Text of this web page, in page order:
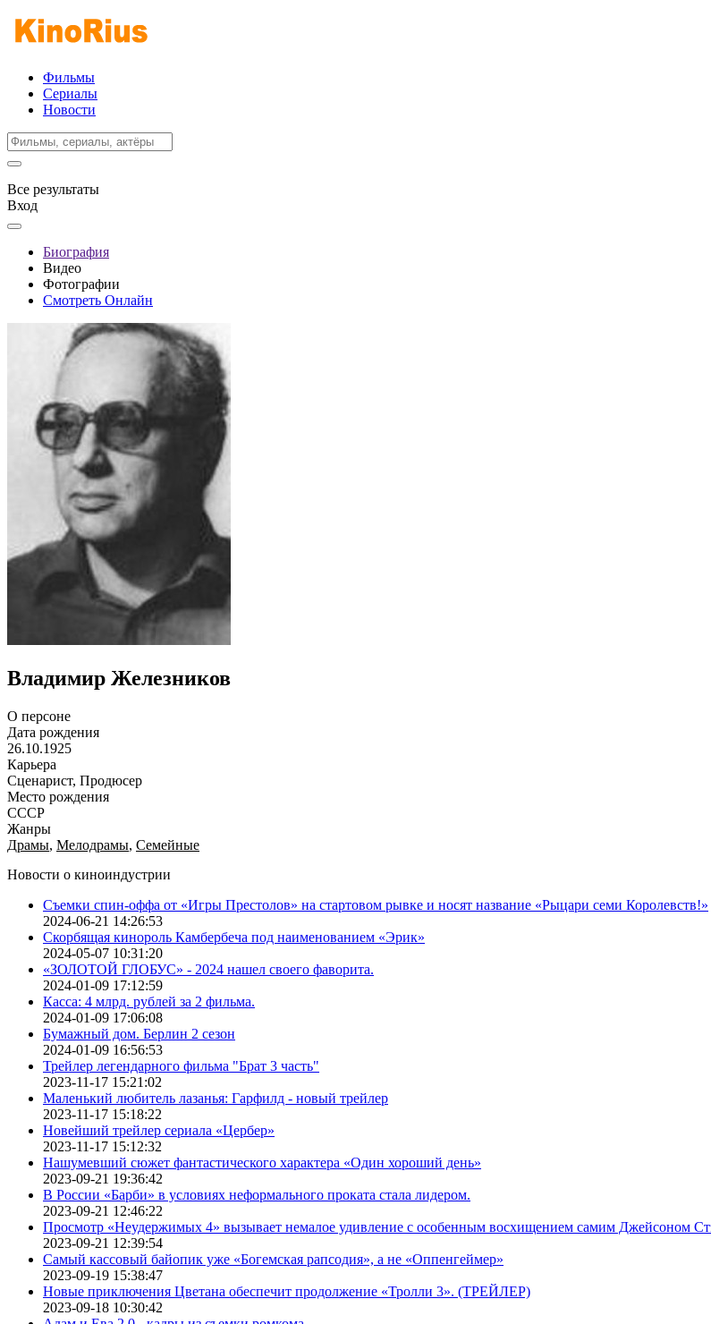
Фильмы
Сериалы
Новости
Все результаты
Вход
Биография
Видео
Фотографии
Смотреть Онлайн
Владимир Железников
О персоне
Дата рождения
26.10.1925
Карьера
Сценарист, Продюсер
Место рождения
СССР
Жанры
Драмы, Мелодрамы, Семейные
Новости о киноиндустрии
Съемки спин-оффа от «Игры Престолов» на стартовом рывке и носят название «Рыцари семи Королевств!»
2024-06-21 14:26:53
Скорбящая кинороль Камбербеча под наименованием «Эрик»
2024-05-07 10:31:20
«ЗОЛОТОЙ ГЛОБУС» - 2024 нашел своего фаворита.
2024-01-09 17:12:59
Касса: 4 млрд. рублей за 2 фильма.
2024-01-09 17:06:08
Бумажный дом. Берлин 2 сезон
2024-01-09 16:56:53
Трейлер легендарного фильма "Брат 3 часть"
2023-11-17 15:21:02
Маленький любитель лазанья: Гарфилд - новый трейлер
2023-11-17 15:18:22
Новейший трейлер сериала «Цербер»
2023-11-17 15:12:32
Нашумевший сюжет фантастического характера «Один хороший день»
2023-09-21 19:36:42
В России «Барби» в условиях неформального проката стала лидером.
2023-09-21 12:46:22
Просмотр «Неудержимых 4» вызывает немалое удивление с особенным восхищением самим Джейсоном
2023-09-21 12:39:54
Самый кассовый байопик уже «Богемская рапсодия», а не «Оппенгеймер»
2023-09-19 15:38:47
Новые приключения Цветана обеспечит продолжение «Тролли 3». (ТРЕЙЛЕР)
2023-09-18 10:30:42